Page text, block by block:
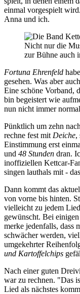
einmal vorgespielt
Anna und ich.
Nicht nur die
zur Bühne auch
Fortuna Ehrenfeld
gesehen. Was aber
Eine schöne Vorband,
bin begeistert wie
nun nicht immer
Pünktlich um zehn
rechne fest mit Deiche,
Einstimmung erst
und 48 Stunden dran.
inoffiziellen Kettcar-
singen lauthals mit -
Dann kommt das
von vorne bis hinten.
vielleicht zu jedem
gewünscht. Bei
merke jedenfalls, dass
schwächer werden,
umgekehrter
und Kartoffelchips
Nach einer guten
war zu rechnen. "Das
Lied als nächstes